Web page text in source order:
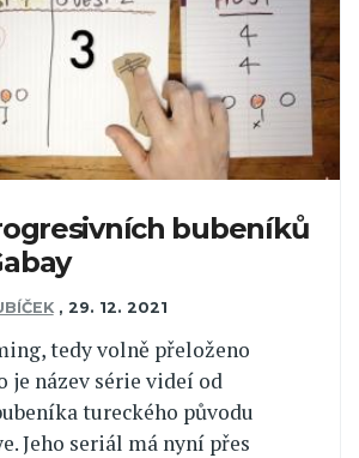
bubeníků
, 29. 12. 2021
tedy volně přeloženo
je název série videí od
tureckého původu
Jeho seriál má nyní přes